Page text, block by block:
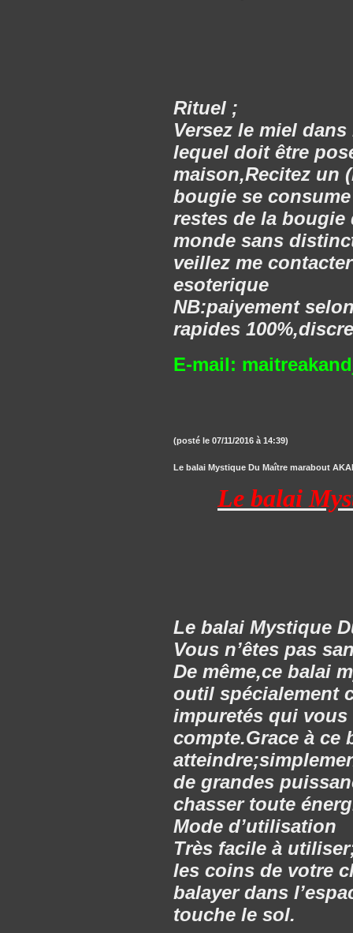
Rituel ;
Versez le miel
lequel doit être
maison,Recitez un
bougie se
restes de la bougie
monde sans
veillez me
esoterique
NB:paiyement
rapides
E-mail:
(posté le 07/11/2016 à 14:39)
Le balai Mystique Du Maître marabout
Le balai
Le balai Mystique
Vous n’êtes pas
De même,ce balai
outil spécialement
impuretés qui
compte.Grace à ce
de grandes
chasser toute
Mode d’utilisation
Très facile à
les coins de votre
balayer dans
touche le sol.